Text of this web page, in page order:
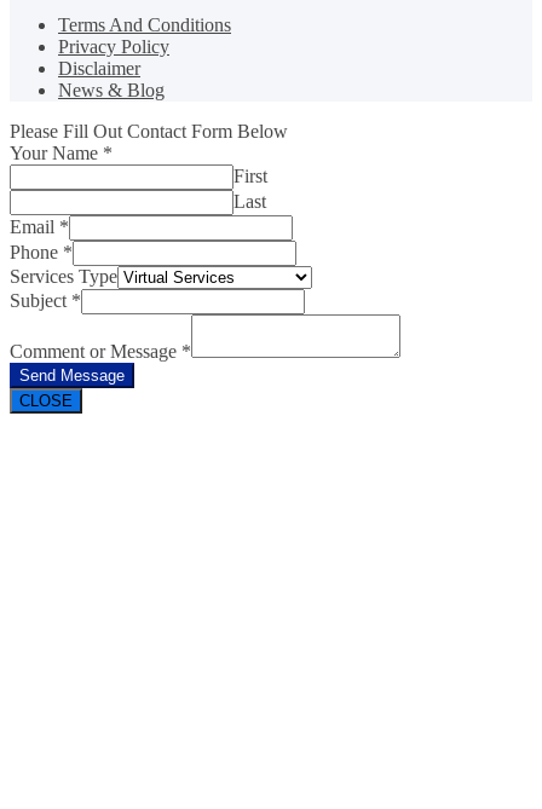
Terms And Conditions
Privacy Policy
Disclaimer
News & Blog
Please Fill Out Contact Form Below
Your Name *
First
Last
Email *
Phone *
Services Type
Subject *
Comment or Message *
Send Message
CLOSE